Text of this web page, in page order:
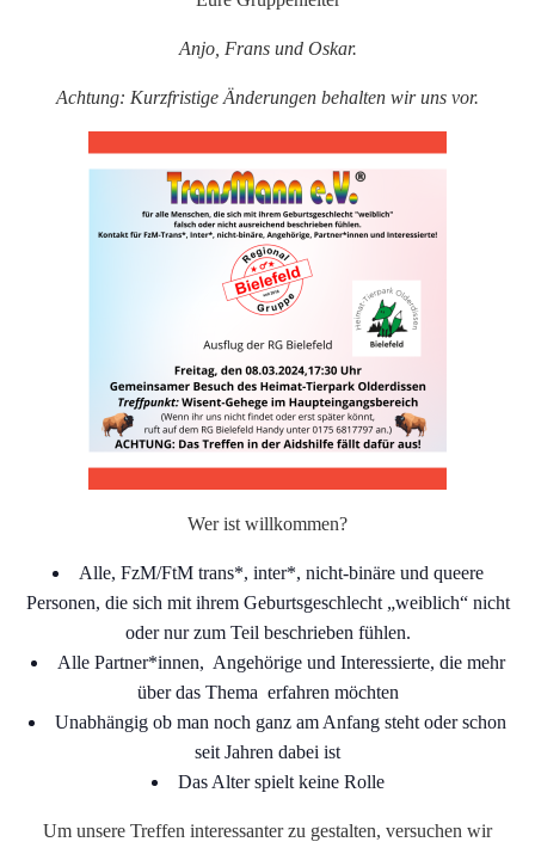
Anjo, Frans und Oskar.
Achtung: Kurzfristige Änderungen behalten wir uns vor.
Wer ist willkommen?
Alle, FzM/FtM trans*, inter*, nicht-binäre und queere
Personen, die sich mit ihrem Geburtsgeschlecht „weiblich“ nicht
oder nur zum Teil beschrieben fühlen.
Alle Partner*innen, Angehörige und Interessierte, die mehr
über das Thema erfahren möchten
Unabhängig ob man noch ganz am Anfang steht oder schon
seit Jahren dabei ist
Das Alter spielt keine Rolle
Um unsere Treffen interessanter zu gestalten, versuchen wir